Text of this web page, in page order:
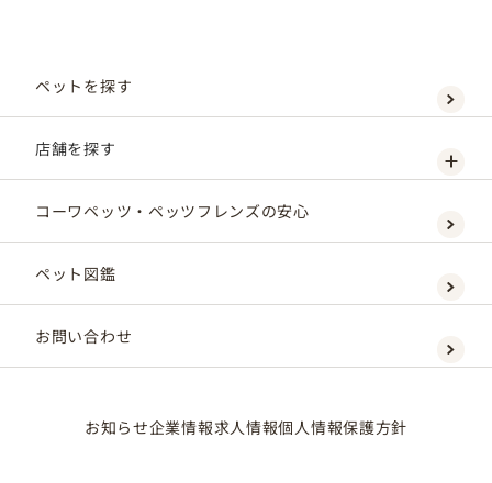
ペットを探す
店舗を探す
コーワペッツ・ペッツフレンズの安心
ペット図鑑
お問い合わせ
お知らせ企業情報求人情報個人情報保護方針